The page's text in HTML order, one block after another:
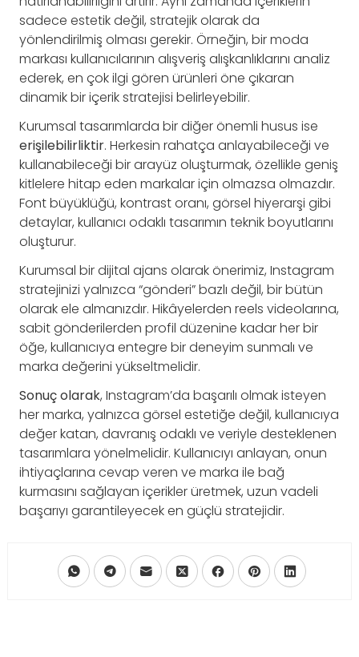
sadece estetik değil, stratejik olarak da
yönlendirilmiş olması gerekir. Örneğin, bir moda
markası kullanıcılarının alışveriş alışkanlıklarını analiz
ederek, en çok ilgi gören ürünleri öne çıkaran
dinamik bir içerik stratejisi belirleyebilir.
Kurumsal tasarımlarda bir diğer önemli husus ise
erişilebilirliktir. Herkesin rahatça anlayabileceği ve
kullanabileceği bir arayüz oluşturmak, özellikle geniş
kitlelere hitap eden markalar için olmazsa olmazdır.
Font büyüklüğü, kontrast oranı, görsel hiyerarşi gibi
detaylar, kullanıcı odaklı tasarımın teknik boyutlarını
oluşturur.
Kurumsal bir dijital ajans olarak önerimiz, Instagram
stratejinizi yalnızca “gönderi” bazlı değil, bir bütün
olarak ele almanızdır. Hikâyelerden reels videolarına,
sabit gönderilerden profil düzenine kadar her bir
öğe, kullanıcıya entegre bir deneyim sunmalı ve
marka değerini yükseltmelidir.
Sonuç olarak, Instagram’da başarılı olmak isteyen
her marka, yalnızca görsel estetiğe değil, kullanıcıya
değer katan, davranış odaklı ve veriyle desteklenen
tasarımlara yönelmelidir. Kullanıcıyı anlayan, onun
ihtiyaçlarına cevap veren ve marka ile bağ
kurmasını sağlayan içerikler üretmek, uzun vadeli
başarıyı garantileyecek en güçlü stratejidir.